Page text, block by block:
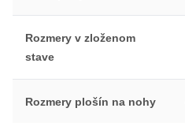
Rozmery v zloženom
stave
Rozmery plošín na nohy